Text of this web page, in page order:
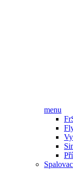
menu